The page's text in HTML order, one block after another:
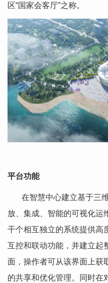
区“国家会客厅”之称。
平台功能
在智慧中心建立基于三维
放、集成、智能的可视化运
干个相互独立的系统提供高
互控和联动功能，并建立起
面，操作者可从该界面上获
的共享和优化管理。同时在